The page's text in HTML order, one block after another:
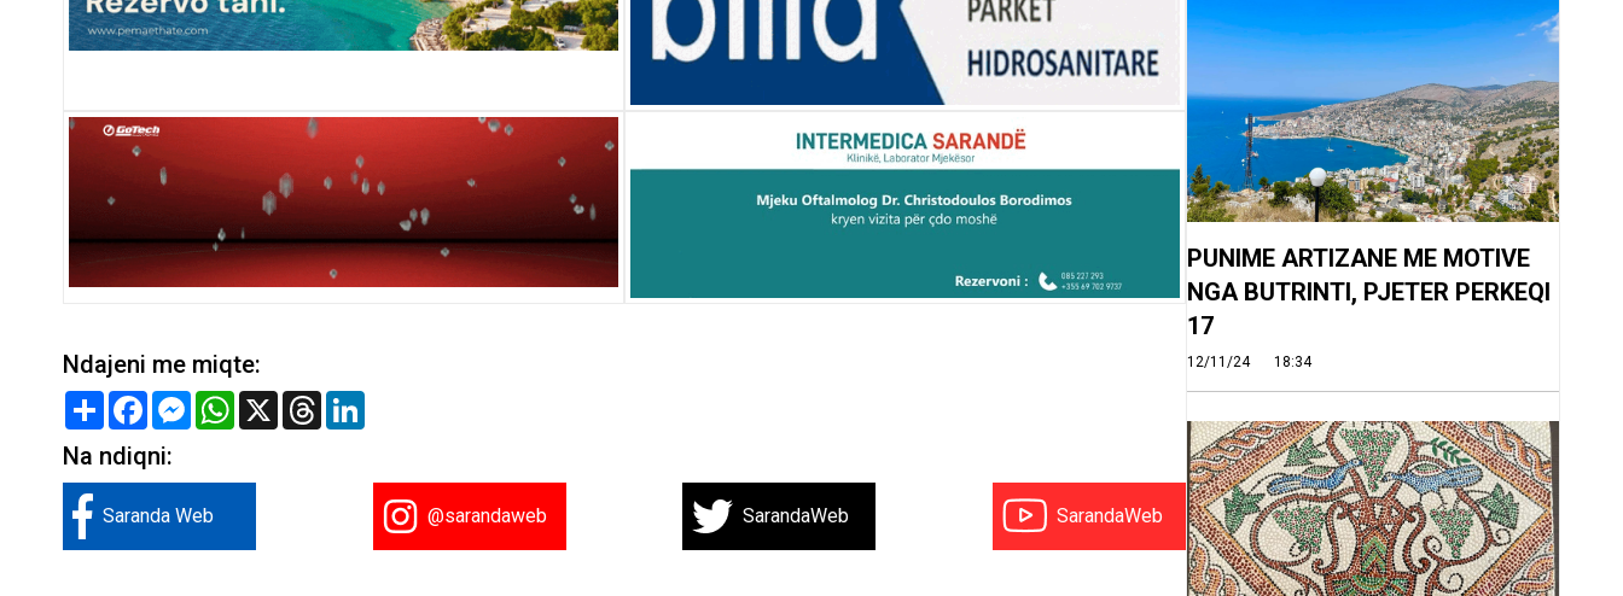
Ndajeni me miqte:
Share FacebookMessenger
WhatsApp
X Threads
Na ndiqni:
Saranda Web @sarandaweb SarandaWeb SarandaWeb
PUNIME ARTIZANE ME MOTIVE
NGA BUTRINTI, PJETER PERKEQI
17
12/11/24 18:34